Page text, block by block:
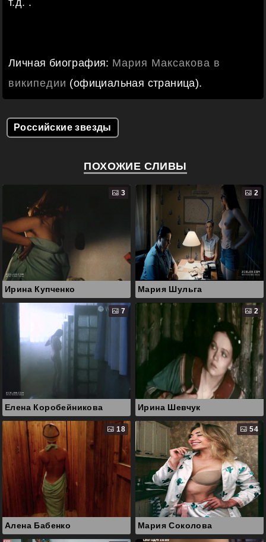
т.д. .
Личная биография: Мария Максакова в
википедии (официальная страница).
Российские звезды
ПОХОЖИЕ СЛИВЫ
3
Ирина Купченко
2
Мария Шульга
7
Елена Коробейникова
2
Ирина Шевчук
18
Алена Бабенко
54
Мария Соколова